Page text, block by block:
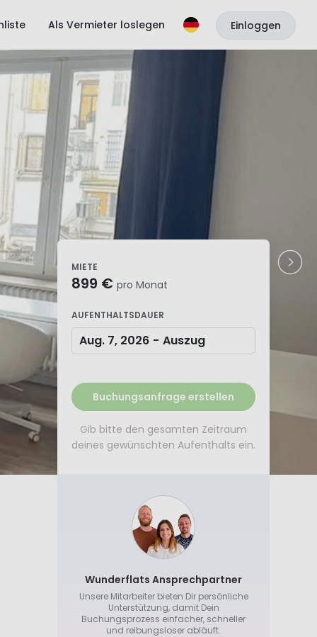
Als Vermieter loslegen Einloggen
MIETE
899 € pro Monat
AUFENTHALTSDAUER
Aug. 7, 2026 - Auszug
Buchungsanfrage erstellen
Gib bitte den gesamten Zeitraum
deines gewünschten Aufenthalts ein.
Wunderflats Ansprechpartner
Unsere Mitarbeiter bieten Dir persönliche
Unterstützung, damit Dein
Buchungsprozess einfacher, schneller
und reibungsloser abläuft.